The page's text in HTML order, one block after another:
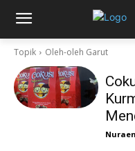
Topik Oleh-oleh Garut